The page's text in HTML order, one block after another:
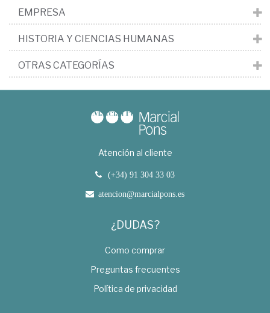
EMPRESA
HISTORIA Y CIENCIAS HUMANAS
OTRAS CATEGORÍAS
Atención al cliente
(+34) 91 304 33 03
atencion@marcialpons.es
¿DUDAS?
Como comprar
Preguntas frecuentes
Política de privacidad